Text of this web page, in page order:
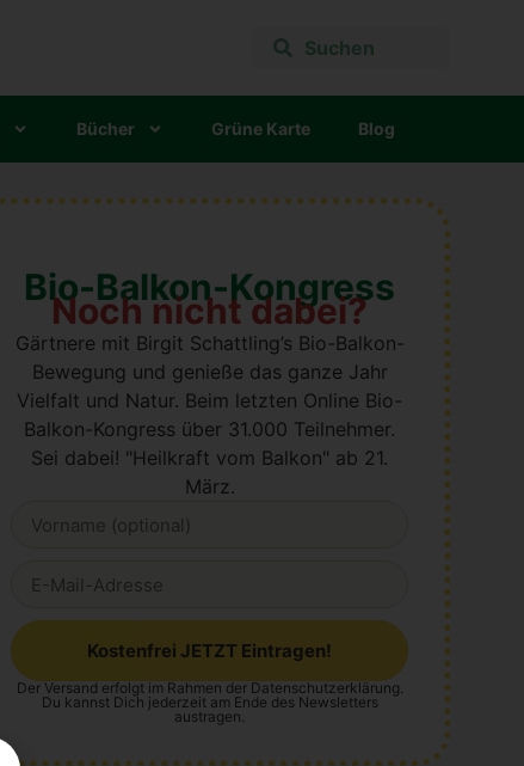
Bücher Grü­ne Kar­te Blog
Bio-Balkon-Kongress
Noch nicht dabei?
Gärtnere mit Birgit Schattling’s Bio-Balkon-
Bewegung und genieße das ganze Jahr
Vielfalt und Natur. Beim letzten Online Bio-
Balkon-Kongress über 31.000 Teilnehmer.
Sei dabei! "Heilkraft vom Balkon" ab 21.
März.
Kostenfrei JETZT Eintragen!
Alternative:
Der Versand erfolgt im Rahmen der Datenschutzerklärung.
Du kannst Dich jederzeit am Ende des Newsletters
austragen.